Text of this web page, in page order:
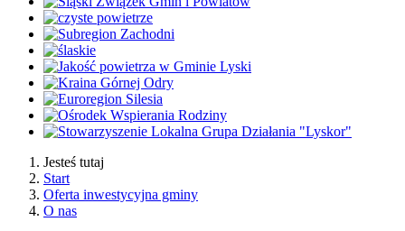
Jesteś tutaj
Start
Oferta inwestycyjna gminy
O nas